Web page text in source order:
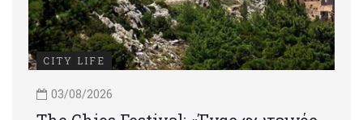
CITY LIFE
03/08/2026